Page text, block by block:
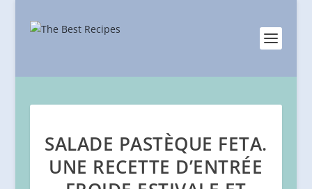
SALADE PASTÈQUE FETA.
UNE RECETTE D’ENTRÉE